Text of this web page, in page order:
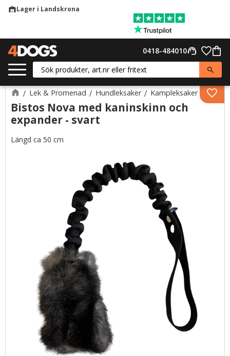
warehouseLager i Landskrona
support_agent
0418-484010
Lek & Promenad Hundleksaker Kampleksaker
Bistos Nova med kaninskinn och
expander - svart
Längd ca 50 cm